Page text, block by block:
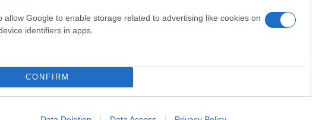
allow Google to enable storage related to advertising like cookies on
identifiers in apps.
CONFIRM
πλευρά επανέλαβε την πάγια θέση της, με τον Γιώργο
στον Στρατάρχη Χαφτάρ ότι η Αθήνα δεν θα ήθελε να δει
η οποία μέχρι σήμερα - επίσημα - δεν έχει αναγνωρίσει τη
συμπεράσματα και της Ευρωπαϊκής Ένωσης αλλά και τις
ζήτημα της οριοθέτησης θαλασσίων ζωνών με τη γειτονική